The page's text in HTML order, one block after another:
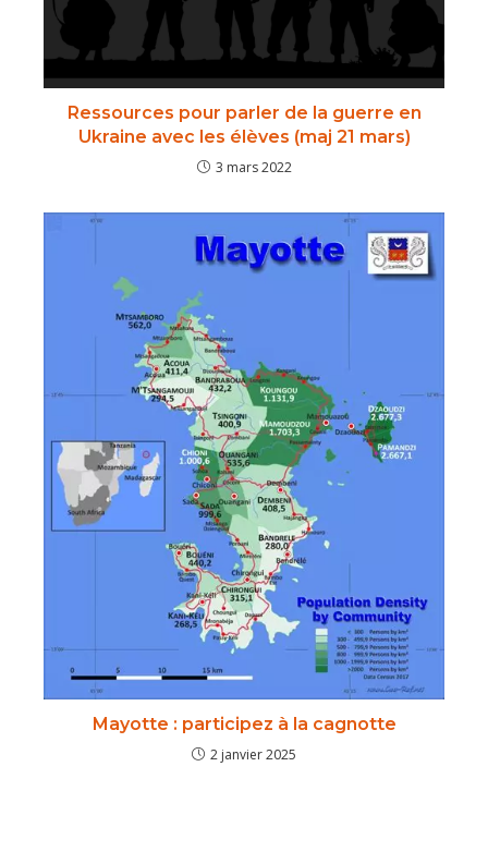
Ressources pour parler de la guerre en
Ukraine avec les élèves (maj 21 mars)
3 mars 2022
Mayotte : participez à la cagnotte
2 janvier 2025